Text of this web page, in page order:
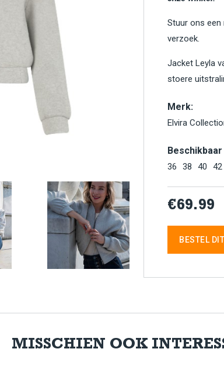
Stuur ons een
verzoek.
Jacket Leyla
stoere
Merk:
Elvira
Beschikbaar
36 38 40 42
€69.99
BESTEL
MISSCHIEN OOK